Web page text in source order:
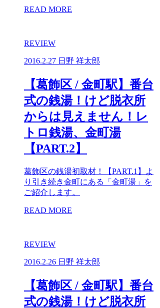
READ MORE
REVIEW
2016.2.27 日野 祥太郎
【葛飾区 / 金町駅】番台
式の銭湯！けど脱衣所
からは見えません！レ
トロ銭湯、金町湯
【PART.2】
葛飾区の銭湯初取材！【PART.1】よ
り引き続き金町にある「金町湯」を
ご紹介します。
READ MORE
REVIEW
2016.2.26 日野 祥太郎
【葛飾区 / 金町駅】番台
式の銭湯！けど脱衣所